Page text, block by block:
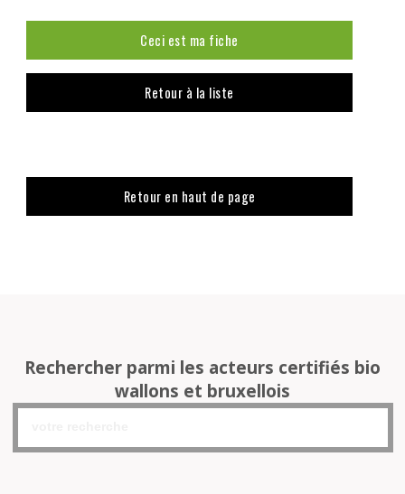
Ceci est ma fiche
Retour à la liste
Retour en haut de page
Rechercher parmi les acteurs certifiés bio
wallons et bruxellois